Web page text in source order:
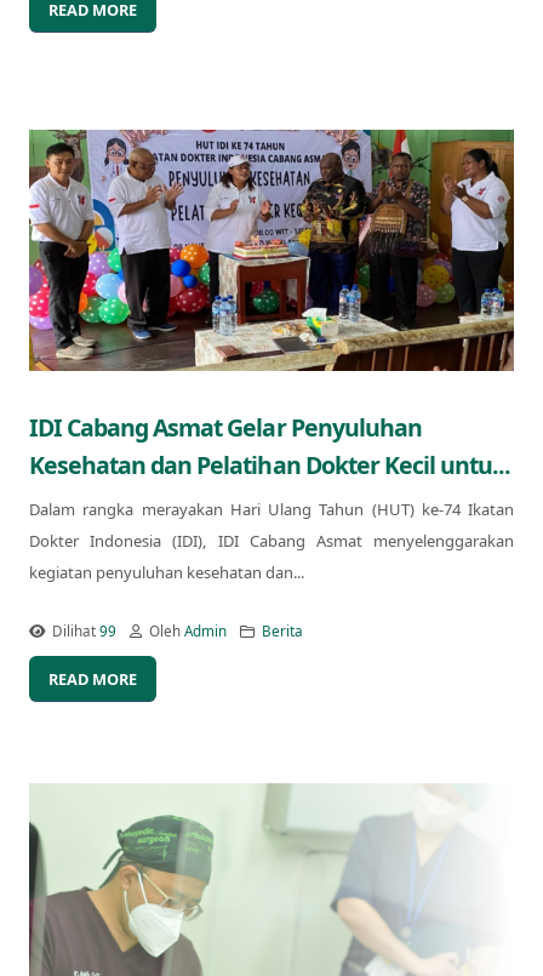
READ MORE
IDI Cabang Asmat Gelar Penyuluhan
Kesehatan dan Pelatihan Dokter Kecil untu...
Dalam rangka merayakan Hari Ulang Tahun (HUT) ke-74 Ikatan
Dokter Indonesia (IDI), IDI Cabang Asmat menyelenggarakan
kegiatan penyuluhan kesehatan dan...
Dilihat99 OlehAdmin Berita
READ MORE